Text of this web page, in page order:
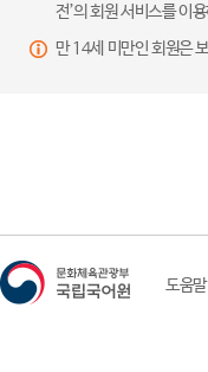
전’의 회원 서비스를 이
만 14세 미만인 회원은
도움말